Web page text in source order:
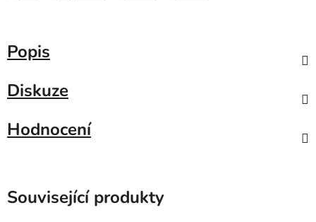
Popis
Diskuze
Hodnocení
Související produkty